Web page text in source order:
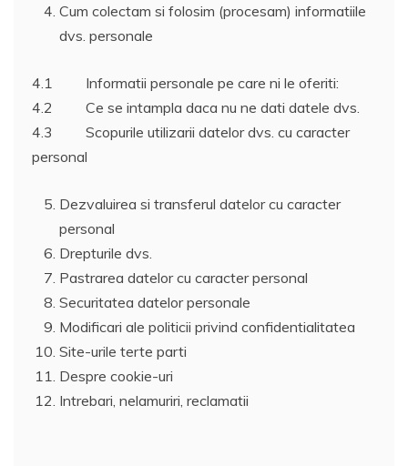
Cum colectam si folosim (procesam) informatiile
dvs. personale
4.1
Informatii personale pe care ni le oferiti:
4.2
Ce se intampla daca nu ne dati datele dvs.
4.3
Scopurile utilizarii datelor dvs. cu caracter
personal
Dezvaluirea si transferul datelor cu caracter
personal
Drepturile dvs.
Pastrarea datelor cu caracter personal
Securitatea datelor personale
Modificari ale politicii privind confidentialitatea
Site-urile terte parti
Despre cookie-uri
Intrebari, nelamuriri, reclamatii